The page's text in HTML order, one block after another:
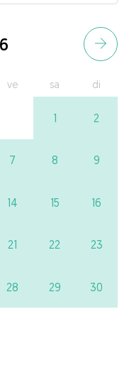
ve sa di
1 2
7 8 9
14 15 16
21 22 23
28 29 30